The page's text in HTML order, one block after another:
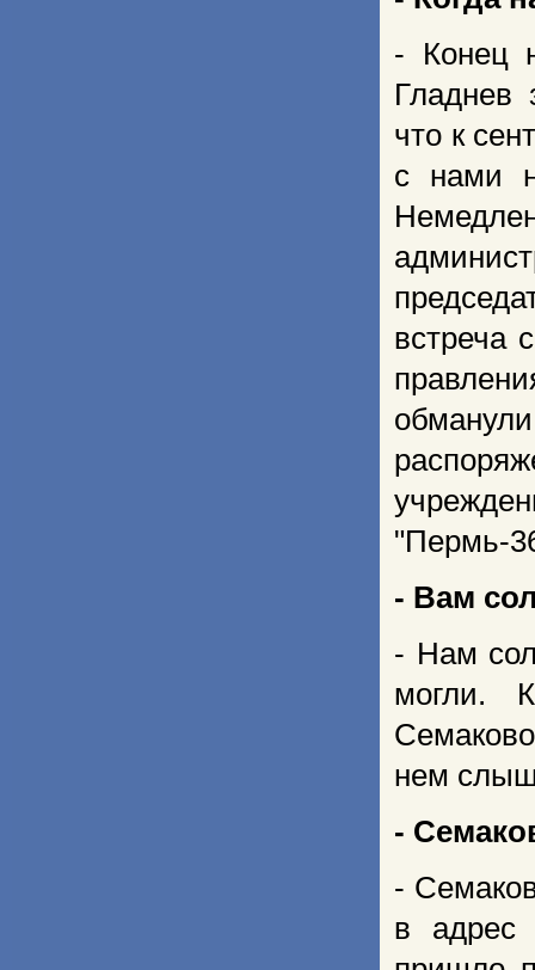
- Конец
Гладнев
что к
с нами
встреча
"Пермь-
- Вам
- Нам
могли.
нем
-
-
в адрес